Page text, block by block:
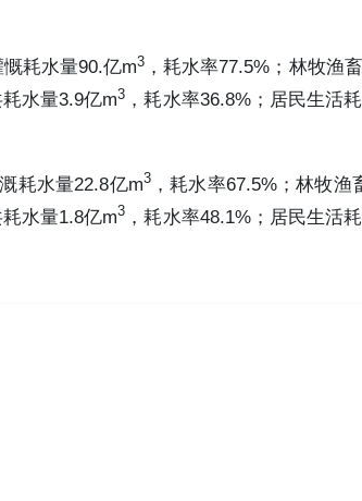
慨耗水量90.亿m3 ，耗水率77.5%；林牧渔
水量3.9亿m3 ，耗水率36.8%；居民生活
耗水量22.8亿m3，耗水率67.5%；林牧渔
水量1.8亿m3 ，耗水率48.1%；居民生活